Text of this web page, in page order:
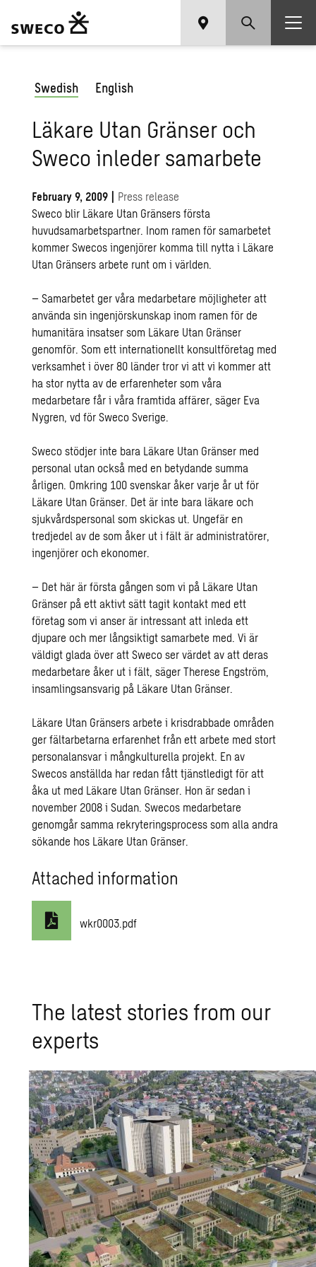
Swedish English
Läkare Utan Gränser och
Sweco inleder samarbete
February 9, 2009 | Press release
Sweco blir Läkare Utan Gränsers första
huvudsamarbetspartner. Inom ramen för samarbetet
kommer Swecos ingenjörer komma till nytta i Läkare
Utan Gränsers arbete runt om i världen.
– Samarbetet ger våra medarbetare möjligheter att
använda sin ingenjörskunskap inom ramen för de
humanitära insatser som Läkare Utan Gränser
genomför. Som ett internationellt konsultföretag med
verksamhet i över 80 länder tror vi att vi kommer att
ha stor nytta av de erfarenheter som våra
medarbetare får i våra framtida affärer, säger Eva
Nygren, vd för Sweco Sverige.
Sweco stödjer inte bara Läkare Utan Gränser med
personal utan också med en betydande summa
årligen. Omkring 100 svenskar åker varje år ut för
Läkare Utan Gränser. Det är inte bara läkare och
sjukvårdspersonal som skickas ut. Ungefär en
tredjedel av de som åker ut i fält är administratörer,
ingenjörer och ekonomer.
– Det här är första gången som vi på Läkare Utan
Gränser på ett aktivt sätt tagit kontakt med ett
företag som vi anser är intressant att inleda ett
djupare och mer långsiktigt samarbete med. Vi är
väldigt glada över att Sweco ser värdet av att deras
medarbetare åker ut i fält, säger Therese Engström,
insamlingsansvarig på Läkare Utan Gränser.
Läkare Utan Gränsers arbete i krisdrabbade områden
ger fältarbetarna erfarenhet från ett arbete med stort
personalansvar i mångkulturella projekt. En av
Swecos anställda har redan fått tjänstledigt för att
åka ut med Läkare Utan Gränser. Hon är sedan i
november 2008 i Sudan. Swecos medarbetare
genomgår samma rekryteringsprocess som alla andra
sökande hos Läkare Utan Gränser.
Attached information
wkr0003.pdf
The latest stories from our
experts